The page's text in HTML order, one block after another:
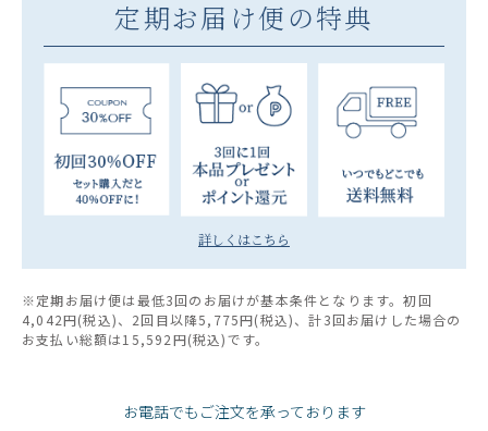
定期お届け便の特典
詳しくはこちら
※定期お届け便は最低3回のお届けが基本条件となります。初回
4,042円(税込)、2回目以降5,775円(税込)、計3回お届けした場合の
お支払い総額は15,592円(税込)です。
お電話でもご注文を承っております